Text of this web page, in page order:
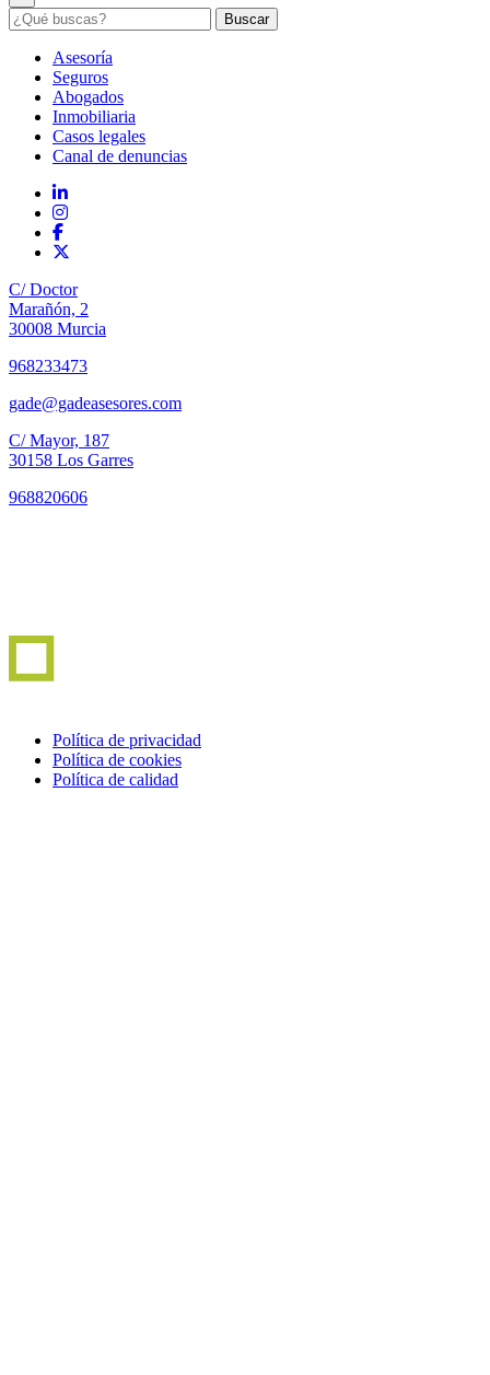
Buscar
Asesoría
Seguros
Abogados
Inmobiliaria
Casos legales
Canal de denuncias
C/ Doctor
Marañón, 2
30008 Murcia
968233473
gade@gadeasesores.com
C/ Mayor, 187
30158 Los Garres
968820606
Política de privacidad
Política de cookies
Política de calidad